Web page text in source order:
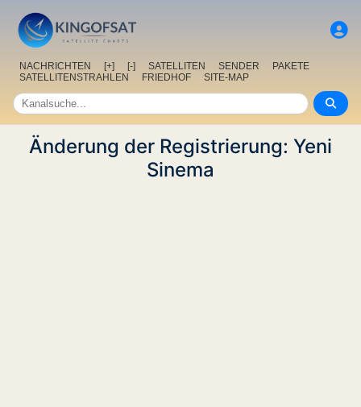
NACHRICHTEN [+] [-] SATELLITEN SENDER
PAKETE
SATELLITENSTRAHLEN
FRIEDHOF SITE-MAP
Änderung der Registrierung: Yeni
Sinema